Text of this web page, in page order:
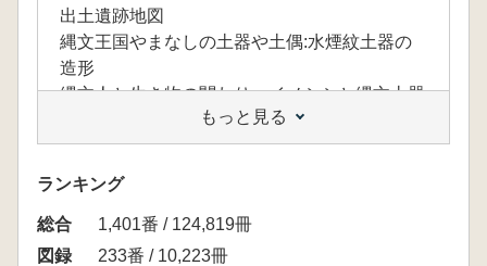
出土遺跡地図
縄文王国やまなしの土器や土偶:水煙紋土器の
造形
縄文人と生き物の関わり～イノシシと縄文土器
有孔鍔付土器とワイン
中部高地の土偶
星降る中部高地の縄文世界日本遺産のストーリ
ー
中部高地の石器 ―黒曜石・水晶原産地と山梨
もっと見る
ランキング
総合
1,401番 / 124,819冊
図録
233番 / 10,223冊